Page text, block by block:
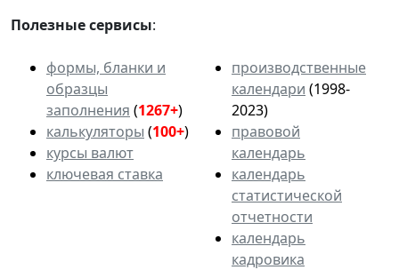
Полезные сервисы:
формы, бланки и
образцы
заполнения (1267+)
калькуляторы (100+)
курсы валют
ключевая ставка
производственные
календари (1998-
2023)
правовой
календарь
календарь
статистической
отчетности
календарь
кадровика